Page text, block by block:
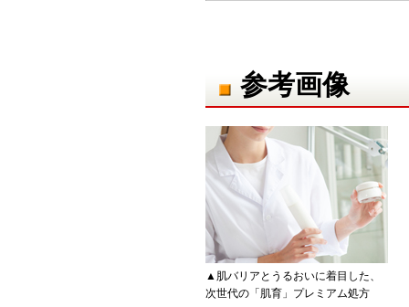
参考画像
▲肌バリアとうるおいに着目した、
次世代の「肌育」プレミアム処方